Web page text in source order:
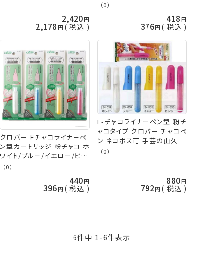
2,420
2,178 税込
（0）
418
376 税込
クロバー Ｆチャコライナーペ
ン型カートリッジ 粉チャコ ホ
ワイト/ブルー/イエロー/ピン
ク チャコペン パウダータイプ
（0）
440
396 税込
F-チャコライナーペン型 粉チ
ャコタイプ クロバー チャコペ
ン ネコポス可 手芸の山久
（0）
880
792 税込
6件中 1 -6件表示